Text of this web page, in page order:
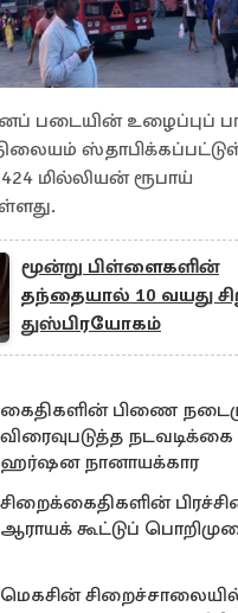
படையின் உழைப்புப்
மில்லியன் ரூபாய்
மூன்று பிள்ளைகளின்
தந்தையால் 10 வயது
துஸ்பிரயோகம்
கைதிகளின் பிணை
விரைவுபடுத்த
ஹர்ஷன நானாயக்கார
சிறைக்கைதிகளின்
ஆராயக் கூட்டுப்
மெகசின்